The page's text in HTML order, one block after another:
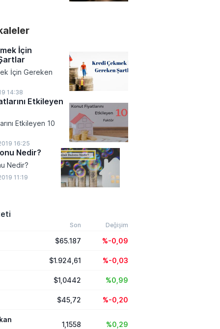
veya sadece belirli
etkilemeyeceğine
haftayı yükselişle
odağı önümüzdeki
enflasyon
küresel
çevrildi.
İçin
İçin Gereken
14:38
Etkileyen
Etkileyen 10
16:25
Nedir?
Nedir?
11:19
Son Değişim
$65.187 %-0,09
$1.924,61 %-0,03
$1,0442 %0,99
$45,72 %-0,20
1,1558 %0,29